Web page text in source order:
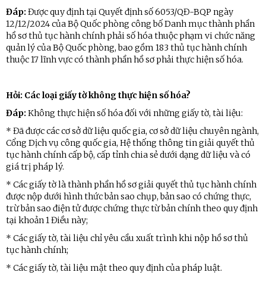
Đáp: Được quy định tại Quyết định số 6053/QĐ-BQP ngày
12/12/2024 của Bộ Quốc phòng công bố Danh mục thành phần
hồ sơ thủ tục hành chính phải số hóa thuộc phạm vi chức năng
quản lý của Bộ Quốc phòng, bao gồm 183 thủ tục hành chính
thuộc 17 lĩnh vực có thành phần hồ sơ phải thực hiện số hóa.
Hỏi: Các loại giấy tờ không thực hiện số hóa?
Đáp: Không thực hiện số hóa đối với những giấy tờ, tài liệu:
* Đã được các cơ sở dữ liệu quốc gia, cơ sở dữ liệu chuyên ngành,
Cổng Dịch vụ công quốc gia, Hệ thống thông tin giải quyết thủ
tục hành chính cấp bộ, cấp tỉnh chia sẻ dưới dạng dữ liệu và có
giá trị pháp lý.
* Các giấy tờ là thành phần hồ sơ giải quyết thủ tục hành chính
được nộp dưới hình thức bản sao chụp, bản sao có chứng thực,
trừ bản sao điện tử được chứng thực từ bản chính theo quy định
tại khoản 1 Điều này;
* Các giấy tờ, tài liệu chỉ yêu cầu xuất trình khi nộp hồ sơ thủ
tục hành chính;
* Các giấy tờ, tài liệu mật theo quy định của pháp luật.